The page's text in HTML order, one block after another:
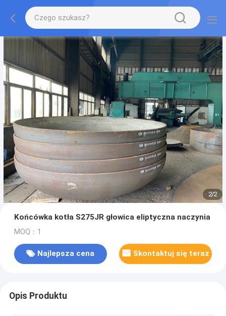
2/2
Końcówka kotła S275JR głowica eliptyczna naczynia
MOQ：1
Najlepsza cena Skontaktuj się teraz
Opis Produktu